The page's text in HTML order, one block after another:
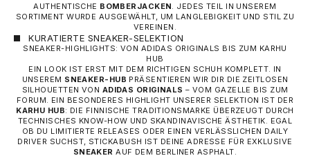
AUTHENTISCHE BOMBERJACKEN. JEDES TEIL IN UNSEREM
SORTIMENT WURDE AUSGEWÄHLT, UM LANGLEBIGKEIT UND STIL ZU
VEREINEN.
KURATIERTE SNEAKER-SELEKTION
SNEAKER-HIGHLIGHTS: VON ADIDAS ORIGINALS BIS ZUM KARHU
HUB
EIN LOOK IST ERST MIT DEM RICHTIGEN SCHUH KOMPLETT. IN
UNSEREM SNEAKER-HUB PRÄSENTIEREN WIR DIR DIE ZEITLOSEN
SILHOUETTEN VON ADIDAS ORIGINALS – VOM GAZELLE BIS ZUM
FORUM. EIN BESONDERES HIGHLIGHT UNSERER SELEKTION IST DER
KARHU HUB: DIE FINNISCHE TRADITIONSMARKE ÜBERZEUGT DURCH
TECHNISCHES KNOW-HOW UND SKANDINAVISCHE ÄSTHETIK. EGAL
OB DU LIMITIERTE RELEASES ODER EINEN VERLÄSSLICHEN DAILY
DRIVER SUCHST, STICKABUSH IST DEINE ADRESSE FÜR EXKLUSIVE
SNEAKER AUF DEM BERLINER ASPHALT.